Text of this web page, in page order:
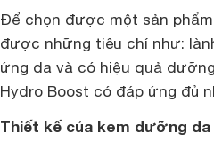
Để chọn được một sản
được những tiêu chí như:
ứng da và có hiệu quả
Hydro Boost có đáp ứng đủ
Thiết kế của kem dưỡng